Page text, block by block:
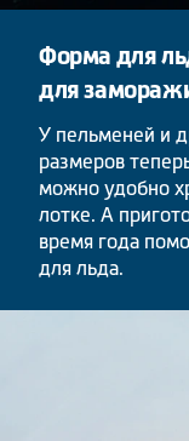
Форма для
для
У пельменей и
размеров
можно удобно
лотке. А
время года
для льда.